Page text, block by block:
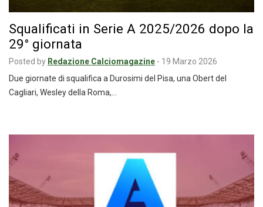
Squalificati in Serie A 2025/2026 dopo la
29° giornata
Posted by Redazione Calciomagazine - 19 Marzo 2026
Due giornate di squalifica a Durosimi del Pisa, una Obert del
Cagliari, Wesley della Roma,…